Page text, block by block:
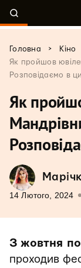
Головна > Кіно
Як пройшов
Розповідаємо в
Як
14 Лютого, 2024
З жовтня
проходив